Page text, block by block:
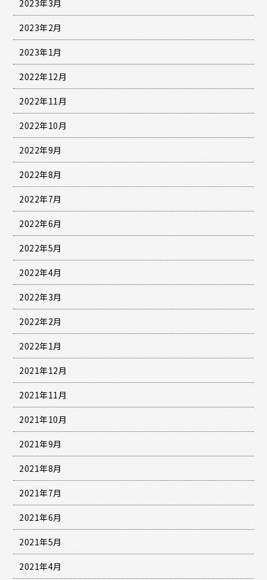
2023年3月
2023年2月
2023年1月
2022年12月
2022年11月
2022年10月
2022年9月
2022年8月
2022年7月
2022年6月
2022年5月
2022年4月
2022年3月
2022年2月
2022年1月
2021年12月
2021年11月
2021年10月
2021年9月
2021年8月
2021年7月
2021年6月
2021年5月
2021年4月